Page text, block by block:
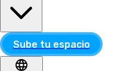
Sube tu espacio